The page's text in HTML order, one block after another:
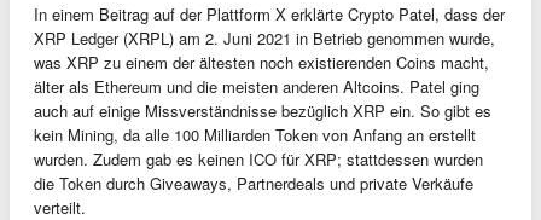
In einem Beitrag auf der Plattform X erklärte Crypto Patel, dass der
XRP Ledger (XRPL) am 2. Juni 2021 in Betrieb genommen wurde,
was XRP zu einem der ältesten noch existierenden Coins macht,
älter als Ethereum und die meisten anderen Altcoins. Patel ging
auch auf einige Missverständnisse bezüglich XRP ein. So gibt es
kein Mining, da alle 100 Milliarden Token von Anfang an erstellt
wurden. Zudem gab es keinen ICO für XRP; stattdessen wurden
die Token durch Giveaways, Partnerdeals und private Verkäufe
verteilt.